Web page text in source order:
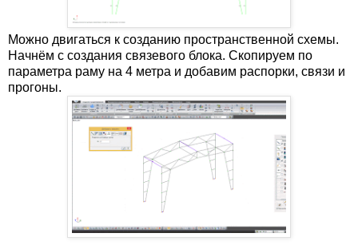
Можно двигаться к созданию пространственной схемы.
Начнём с создания связевого блока. Скопируем по
параметра раму на 4 метра и добавим распорки, связи и
прогоны.